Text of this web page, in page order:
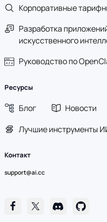
Корпоративные
Разработка
искусственного
Руководство по
Ресурсы
Блог Новости
Лучшие инструменты
Контакт
support@ai.cc